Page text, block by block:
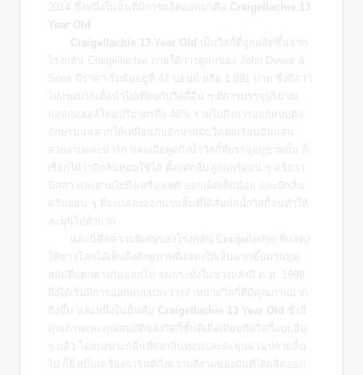
2014 ซึ่งหนึ่งในนั้นที่มีการผลิตออกมาคือ Craigellachie 13
Year Old
Craigellachie 13 Year Old เป็นวิสกี้ที่ถูกผลิตขึ้นจาก
โรงกลั่น Craigellachie ภายใต้การดูแลของ John Dewar &
Sons มีราคาเริ่มต้นอยู่ที่ 42 ปอนด์ หรือ 1,891 บาท ซึ่งถือว่า
ไม่แพงมากเมื่อนำไปเทียบกับวิสกี้อื่น ๆ ทีการบรรจุปริมาณ
แอลกอฮอล์โดยปริมาตรถึง 46% รวมไปถึงการออกแบบตัว
อักษรบนฉลากให้เหมือนกับอักษรสมัยวิคตอเรียนอันแสน
สวยงามและน่ารัก และเมื่อพูดถึงน้ำวิสกี้ที่บรรจุอยู่ขวดนั้น ก็
เรียกได้ว่ามีกลิ่นหอมใช้ได้ ตั้งแต่กลิ่นลูกแพร์อ่อน ๆ ครีมวา
นิลลา และตามไปถึงเครื่องเทศ ออกเผ็ดเล็กน้อย และมีกลิ่น
ครีมอ่อน ๆ ที่จะแสดงออกผ่านลิ้นที่ได้สัมผัสน้ำวิสกี้จนทำให้
ละมุนไปทั่วปาก
และนี่คือความพิเศษของโรงกลั่น Craigellachie ที่แสดง
ให้ชาวโลกได้เห็นถึงศักยภาพที่แสดงให้เห็นมากขึ้นผ่านยุค
สมัยที่แตกต่างกันออกไป จนกระทั่งในช่วงหลังปี ค.ศ. 1998
ถึงได้เริ่มมีการออกแบบและวางจำหน่ายวิสกี้ที่มีคุณภาพมาก
ยิ่งขึ้น และหนึ่งในนั้นคือ Craigellachie 13 Year Old
ซึ่งมี
คุณภาพและคุณสมบัติของวิสกี้ชั้นดีเมื่อเทียบกับวิสกี้แบบอื่น
ๆ แล้ว โดยเฉพาะกลิ่นที่ส่งกลิ่นหอมและละมุนผ่านปลายลิ้น
ไป ก็ยิ่งเป็นเครื่องการันตีถึงความดีงามของมันที่ได้ผลิตออก